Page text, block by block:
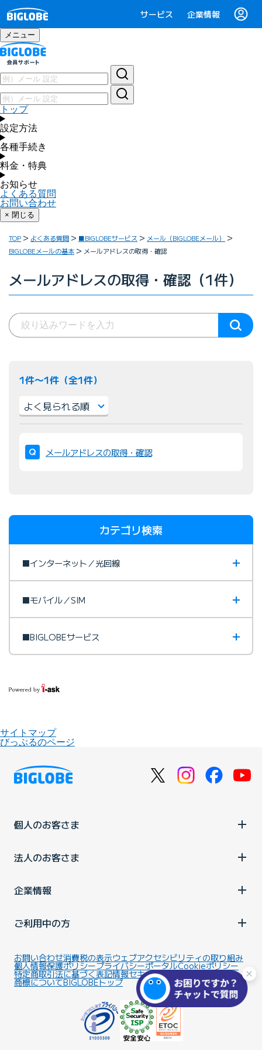
サービス 企業情報
メニュー
トップ
設定方法
各種手続き
料金・特典
お知らせ
よくある質問
お問い合わせ
× 閉じる
TOP よくある質問 ■BIGLOBEサービス
メール（BIGLOBEメール）
BIGLOBEメールの基本
メールアドレスの取得・確認
メールアドレスの取得・確認（1件）
1件〜1件（全1件）
び
替
メールアドレスの取得・確認
カテゴリ検索
■インターネット／光回線
■モバイル／SIM
■BIGLOBEサービス
サイトマップ
びっぷるのページ
個人のお客さま
法人のお客さま
企業情報
ご利用中の方
お問い合わせ消費税の表示ウェブアクセシビリティの取り組み
個人情報保護ポリシープライバシーポータルCookieポリシー
特定商取引法に基づく表記情報セキュリティ基本方針
商標についてBIGLOBEトップ